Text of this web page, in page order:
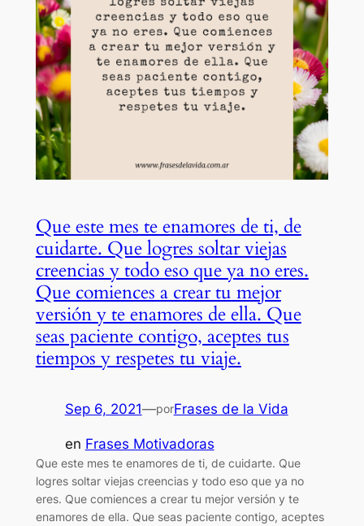
Que este mes te enamores de ti, de
cuidarte. Que logres soltar viejas
creencias y todo eso que ya no eres.
Que comiences a crear tu mejor
versión y te enamores de ella. Que
seas paciente contigo, aceptes tus
tiempos y respetes tu viaje.
Sep 6, 2021—porFrases de la Vida
en Frases Motivadoras
Que este mes te enamores de ti, de cuidarte. Que
logres soltar viejas creencias y todo eso que ya no
eres. Que comiences a crear tu mejor versión y te
enamores de ella. Que seas paciente contigo, aceptes